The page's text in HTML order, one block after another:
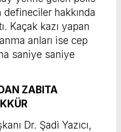
defineciler hakkında
Kaçak kazı yapan
anları ise cep
saniye saniye
ZABITA
Dr. Şadi Yazıcı,